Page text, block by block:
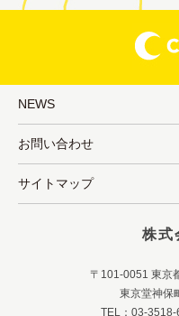
NEWS
お問い合わせ
サイトマップ
株式
〒101-0051 東京
東京堂神保
TEL：03-